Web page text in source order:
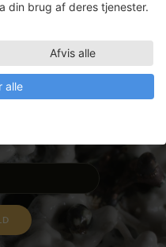
din brug af deres tjenester.
Afvis alle
alle